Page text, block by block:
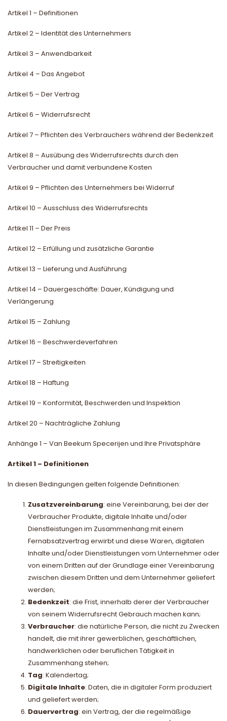
Artikel 1 – Definitionen
Artikel 2 – Identität des Unternehmers
Artikel 3 – Anwendbarkeit
Artikel 4 – Das Angebot
Artikel 5 – Der Vertrag
Artikel 6 – Widerrufsrecht
Artikel 7 – Pflichten des Verbrauchers während der Bedenkzeit
Artikel 8 – Ausübung des Widerrufsrechts durch den
Verbraucher und damit verbundene Kosten
Artikel 9 – Pflichten des Unternehmers bei Widerruf
Artikel 10 – Ausschluss des Widerrufsrechts
Artikel 11 – Der Preis
Artikel 12 – Erfüllung und zusätzliche Garantie
Artikel 13 – Lieferung und Ausführung
Artikel 14 – Dauergeschäfte: Dauer, Kündigung und
Verlängerung
Artikel 15 – Zahlung
Artikel 16 – Beschwerdeverfahren
Artikel 17 – Streitigkeiten
Artikel 18 – Haftung
Artikel 19 – Konformität, Beschwerden und Inspektion
Artikel 20 – Nachträgliche Zahlung
Anhänge 1 – Van Beekum Specerijen und Ihre Privatsphäre
Artikel 1 – Definitionen
In diesen Bedingungen gelten folgende Definitionen:
Zusatzvereinbarung: eine Vereinbarung, bei der der
Verbraucher Produkte, digitale Inhalte und/oder
Dienstleistungen im Zusammenhang mit einem
Fernabsatzvertrag erwirbt und diese Waren, digitalen
Inhalte und/oder Dienstleistungen vom Unternehmer oder
von einem Dritten auf der Grundlage einer Vereinbarung
zwischen diesem Dritten und dem Unternehmer geliefert
werden;
Bedenkzeit: die Frist, innerhalb derer der Verbraucher
von seinem Widerrufsrecht Gebrauch machen kann;
Verbraucher: die natürliche Person, die nicht zu Zwecken
handelt, die mit ihrer gewerblichen, geschäftlichen,
handwerklichen oder beruflichen Tätigkeit in
Zusammenhang stehen;
Tag: Kalendertag;
Digitale Inhalte: Daten, die in digitaler Form produziert
und geliefert werden;
Dauervertrag: ein Vertrag, der die regelmäßige